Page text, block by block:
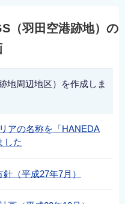
（羽田空港跡地）の
地周辺地区）を作成しま
アの名称を「HANEDA
した
（平成27年7月）